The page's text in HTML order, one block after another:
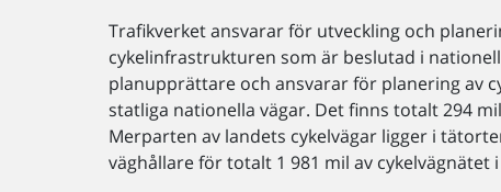
Trafikverket ansvarar för utveckling och
cykelinfrastrukturen som är beslutad i
planupprättare och ansvarar för planering av
statliga nationella vägar. Det finns totalt 294
Merparten av landets cykelvägar ligger i
väghållare för totalt 1 981 mil av cykelvägnätet